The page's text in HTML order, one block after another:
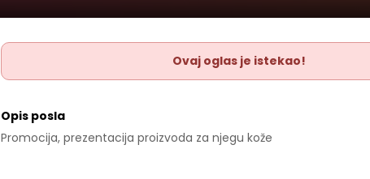
Ovaj oglas je istekao!
Opis posla
Promocija, prezentacija proizvoda za njegu kože